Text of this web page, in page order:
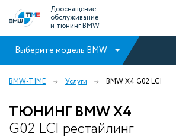
Дооснащение
обслуживание
и тюнинг BMW
Выберите модель BMW
BMW-TIME Услуги BMW X4 G02 LCI
ТЮНИНГ BMW X4
G02 LCI рестайлинг